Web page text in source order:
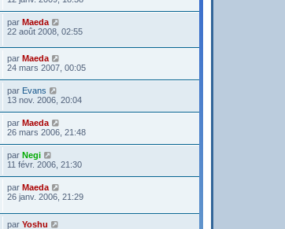
par Maeda
22 août 2008, 02:55
par Maeda
24 mars 2007, 00:05
par Evans
13 nov. 2006, 20:04
par Maeda
26 mars 2006, 21:48
par Negi
11 févr. 2006, 21:30
par Maeda
26 janv. 2006, 21:29
par Yoshu